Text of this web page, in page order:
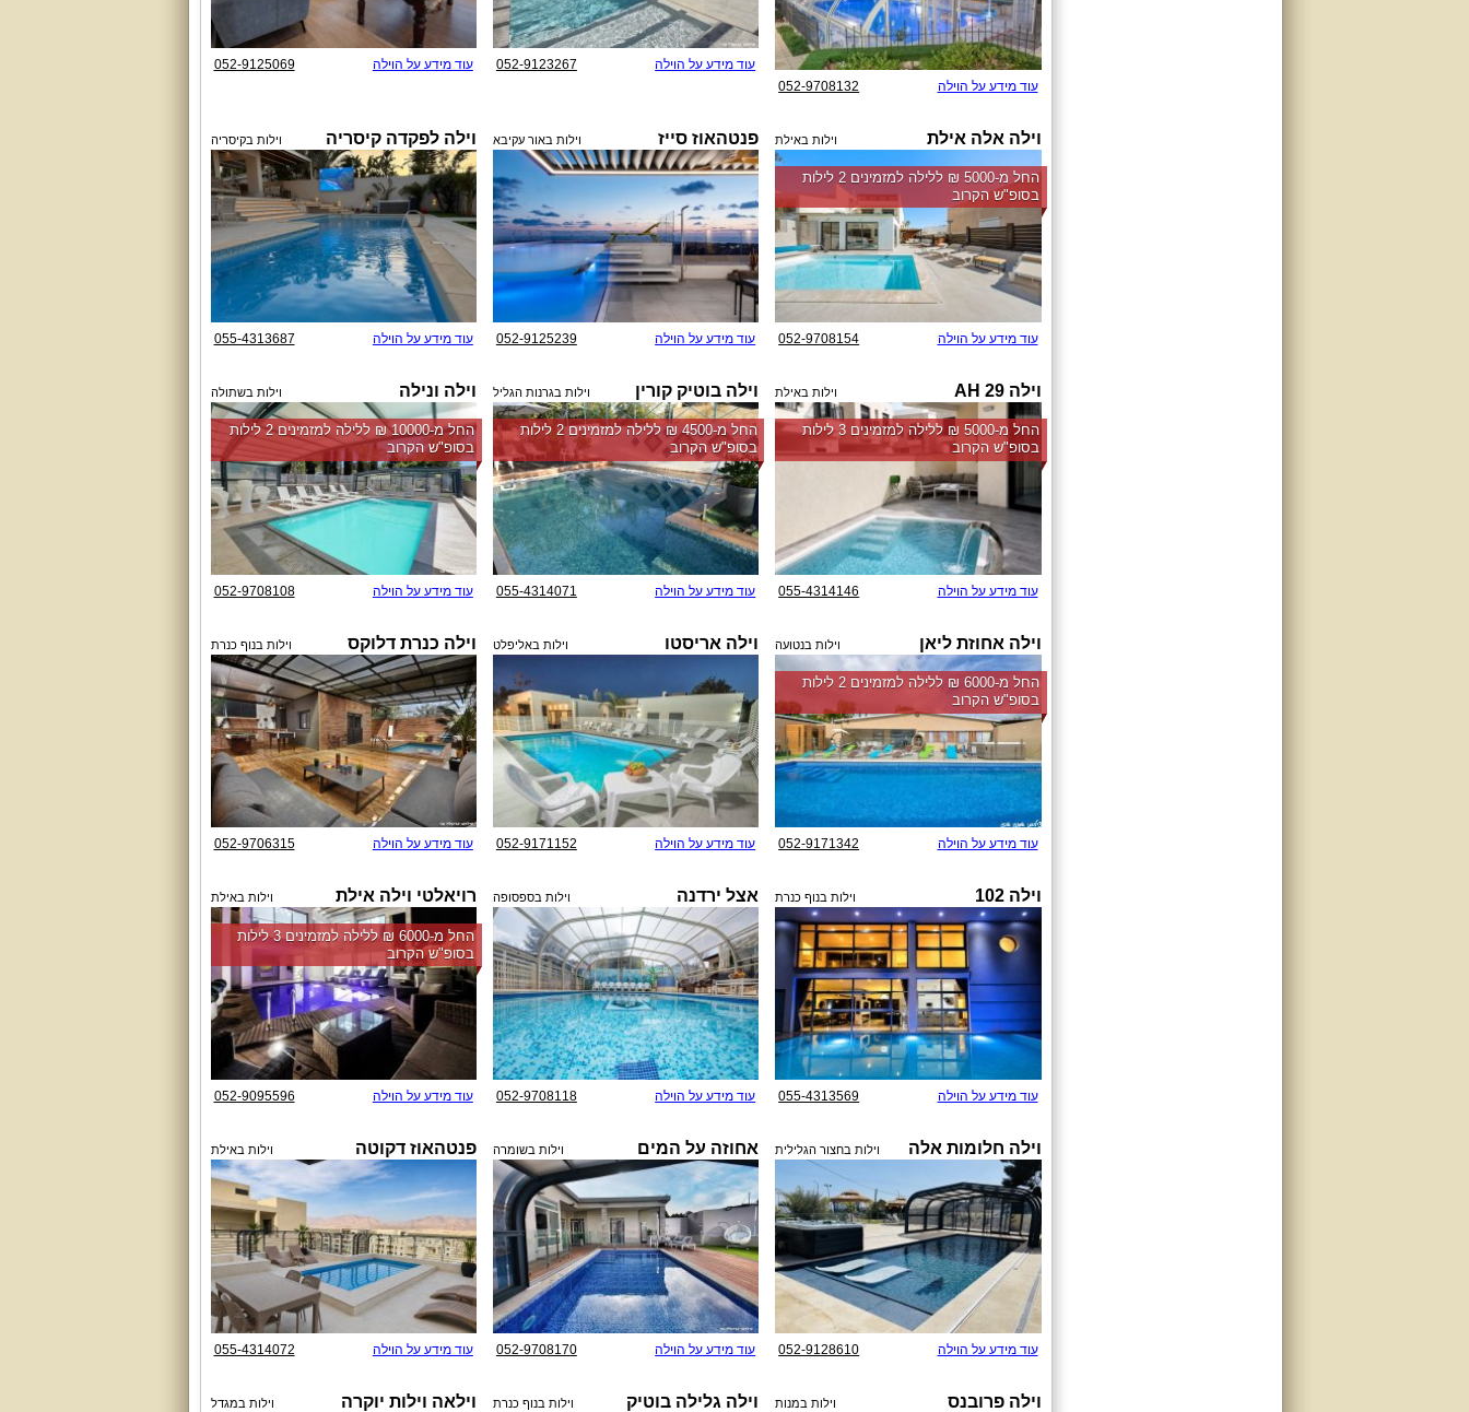
עוד מידע על הוילה 052-9708132
עוד מידע על הוילה 052-9123267 עוד מידע על הוילה 052-9125069
וילה אלה אילת וילות באילת
החל מ-‏5000 ₪ ללילה למזמינים 2 לילות
בסופ"ש הקרוב
עוד מידע על הוילה 052-9708154
פנטהאוז סייז וילות באור עקיבא
עוד מידע על הוילה 052-9125239
וילה לפקדה קיסריה וילות בקיסריה
עוד מידע על הוילה 055-4313687
וילה 29 AH וילות באילת
החל מ-‏5000 ₪ ללילה למזמינים 3 לילות
בסופ"ש הקרוב
עוד מידע על הוילה 055-4314146
וילה בוטיק קורין וילות בגרנות הגליל
החל מ-‏4500 ₪ ללילה למזמינים 2 לילות
בסופ"ש הקרוב
עוד מידע על הוילה 055-4314071
וילה ונילה וילות בשתולה
החל מ-‏10000 ₪ ללילה למזמינים 2 לילות
בסופ"ש הקרוב
עוד מידע על הוילה 052-9708108
וילה אחוזת ליאן וילות בנטועה
החל מ-‏6000 ₪ ללילה למזמינים 2 לילות
בסופ"ש הקרוב
עוד מידע על הוילה 052-9171342
וילה אריסטו וילות באליפלט
עוד מידע על הוילה 052-9171152
וילה כנרת דלוקס וילות בנוף כנרת
עוד מידע על הוילה 052-9706315
וילה 102 וילות בנוף כנרת
עוד מידע על הוילה 055-4313569
אצל ירדנה וילות בספסופה
עוד מידע על הוילה 052-9708118
רויאלטי וילה אילת וילות באילת
החל מ-‏6000 ₪ ללילה למזמינים 3 לילות
בסופ"ש הקרוב
עוד מידע על הוילה 052-9095596
וילה חלומות אלה וילות בחצור הגלילית
עוד מידע על הוילה 052-9128610
אחוזה על המים וילות בשומרה
עוד מידע על הוילה 052-9708170
פנטהאוז דקוטה וילות באילת
עוד מידע על הוילה 055-4314072
וילה פרובנס וילות במנות וילה גלילה בוטיק וילות בנוף כנרת וילאה וילות יוקרה וילות במגדל